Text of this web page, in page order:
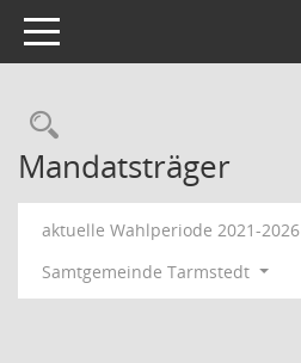
Toggle navigation
Rechercheauswahl
Mandatsträger
aktuelle Wahlperiode 2021-2026
Samtgemeinde Tarmstedt